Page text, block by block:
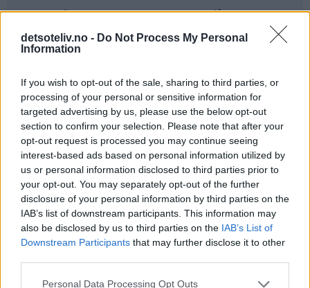
detsoteliv.no - Do Not Process My Personal
Information
If you wish to opt-out of the sale, sharing to third parties, or
processing of your personal or sensitive information for
targeted advertising by us, please use the below opt-out
section to confirm your selection. Please note that after your
opt-out request is processed you may continue seeing
interest-based ads based on personal information utilized by
us or personal information disclosed to third parties prior to
your opt-out. You may separately opt-out of the further
disclosure of your personal information by third parties on the
IAB’s list of downstream participants. This information may
also be disclosed by us to third parties on the IAB’s List of
Downstream Participants that may further disclose it to other
Personal Data Processing Opt Outs
elsker vafler,men har enda ikke greid og fått meg ett
vaffeljern som er bra ,det jeg har no koker og ikke
steiker ,men ska kjøp nytt og da ska e prøv dette
Anette - 24.03.2015 - 11:05
Ett nytt vaffeljern hadde ikke vært så ille!☺ Da hadde
jeg endelig sluppet å vente i 5 min før en vaffel var klar!
Mitt nåværende jern er litt slitent for å si det slik ✌
Svar
Anonym - 24.03.2015 - 11:05